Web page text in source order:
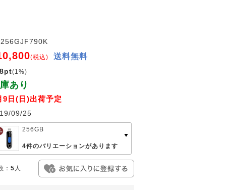
(税込) 送料無料
(1%)
あり
9日(日)出荷予定
09/25
256GB
4件のバリエーションがあります
： 5 人